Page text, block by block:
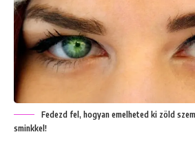
Fedezd fel, hogyan emelheted ki zöld
sminkkel!